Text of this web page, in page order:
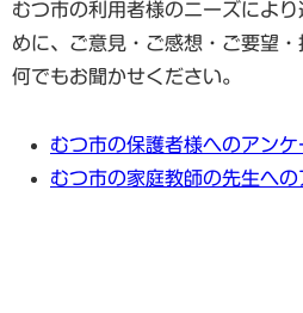
むつ市の利用者様のニーズによ
めに、ご意見・ご感想・ご要望
何でもお聞かせください。
むつ市の保護者様へのアンケ
むつ市の家庭教師の先生への